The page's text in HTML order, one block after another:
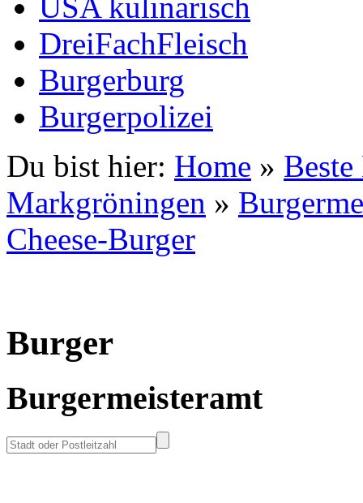
DreiFachFleisch
Burgerburg
Burgerpolizei
Du bist hier: Home »
Markgröningen »
Cheese-Burger
Burger
Burgermeisteramt